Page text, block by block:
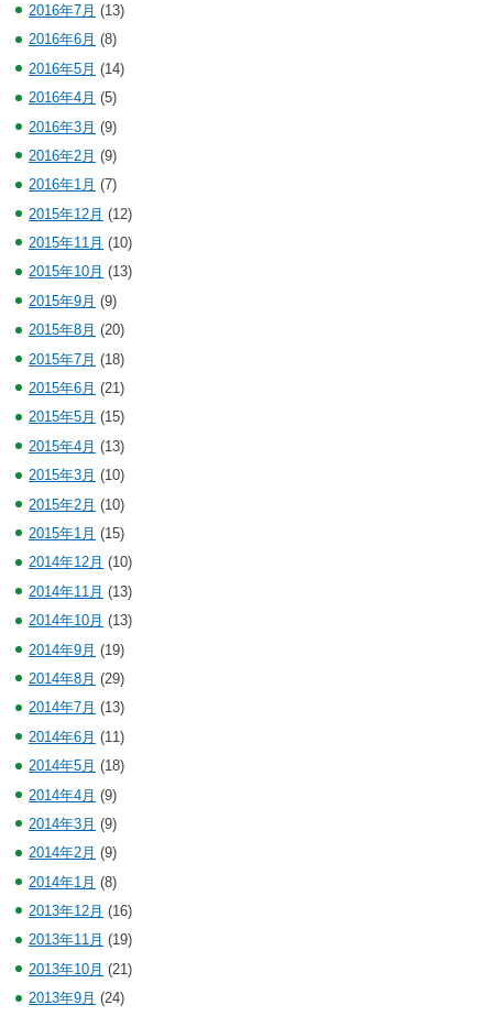
2016年7月 (13)
2016年6月 (8)
2016年5月 (14)
2016年4月 (5)
2016年3月 (9)
2016年2月 (9)
2016年1月 (7)
2015年12月 (12)
2015年11月 (10)
2015年10月 (13)
2015年9月 (9)
2015年8月 (20)
2015年7月 (18)
2015年6月 (21)
2015年5月 (15)
2015年4月 (13)
2015年3月 (10)
2015年2月 (10)
2015年1月 (15)
2014年12月 (10)
2014年11月 (13)
2014年10月 (13)
2014年9月 (19)
2014年8月 (29)
2014年7月 (13)
2014年6月 (11)
2014年5月 (18)
2014年4月 (9)
2014年3月 (9)
2014年2月 (9)
2014年1月 (8)
2013年12月 (16)
2013年11月 (19)
2013年10月 (21)
2013年9月 (24)